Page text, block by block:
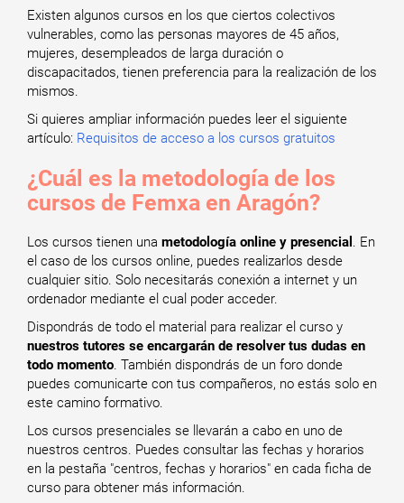
Existen algunos cursos en los que ciertos colectivos
vulnerables, como las personas mayores de 45 años,
mujeres, desempleados de larga duración o
discapacitados, tienen preferencia para la realización de los
mismos.
Si quieres ampliar información puedes leer el siguiente
artículo: Requisitos de acceso a los cursos gratuitos
¿Cuál es la metodología de los
cursos de Femxa en Aragón?
Los cursos tienen una metodología online y presencial . En
el caso de los cursos online, puedes realizarlos desde
cualquier sitio. Solo necesitarás conexión a internet y un
ordenador mediante el cual poder acceder.
Dispondrás de todo el material para realizar el curso y
nuestros tutores se encargarán de resolver tus dudas en
todo momento. También dispondrás de un foro donde
puedes comunicarte con tus compañeros, no estás solo en
este camino formativo.
Los cursos presenciales se llevarán a cabo en uno de
nuestros centros. Puedes consultar las fechas y horarios
en la pestaña "centros, fechas y horarios" en cada ficha de
curso para obtener más información.